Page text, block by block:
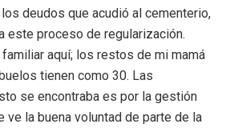
deudos que acudió al cementerio,
este proceso de regularización.
familiar aquí; los restos de mi mamá
tienen como 30. Las
se encontraba es por la gestión
ve la buena voluntad de parte de la